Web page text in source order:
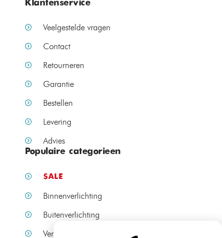
Klantenservice
Veelgestelde vragen
Contact
Retourneren
Garantie
Bestellen
Levering
Advies
Populaire categorieen
SALE
Binnenverlichting
Buitenverlichting
Verlichting per ruimte